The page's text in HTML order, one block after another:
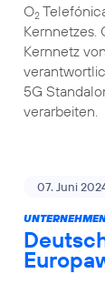
O2
Kernnetzes.
Kernnetz
5G
verarbeiten.
07. Juni